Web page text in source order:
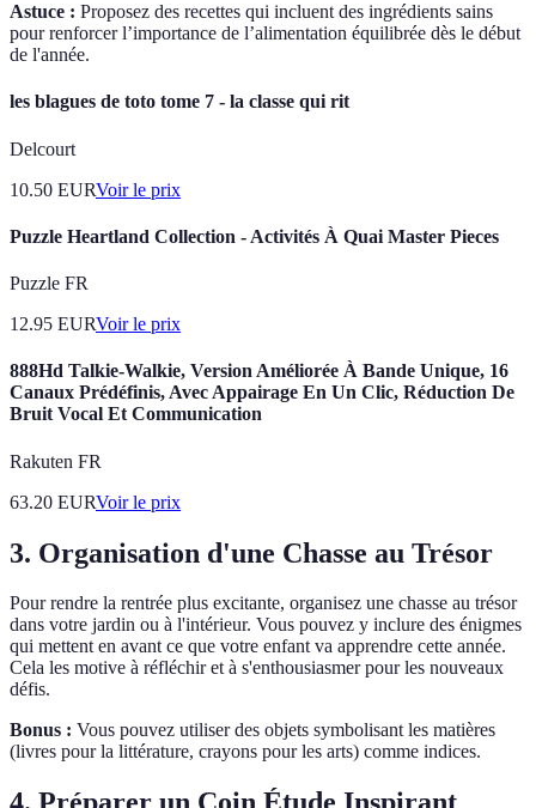
Astuce : Proposez des recettes qui incluent des ingrédients sains
pour renforcer l’importance de l’alimentation équilibrée dès le début
de l'année.
les blagues de toto tome 7 - la classe qui rit
Delcourt
10.50 EURVoir le prix
Puzzle Heartland Collection - Activités À Quai Master Pieces
Puzzle FR
12.95 EURVoir le prix
888Hd Talkie-Walkie, Version Améliorée À Bande Unique, 16
Canaux Prédéfinis, Avec Appairage En Un Clic, Réduction De
Bruit Vocal Et Communication
Rakuten FR
63.20 EURVoir le prix
3. Organisation d'une Chasse au Trésor
Pour rendre la rentrée plus excitante, organisez une chasse au trésor
dans votre jardin ou à l'intérieur. Vous pouvez y inclure des énigmes
qui mettent en avant ce que votre enfant va apprendre cette année.
Cela les motive à réfléchir et à s'enthousiasmer pour les nouveaux
défis.
Bonus : Vous pouvez utiliser des objets symbolisant les matières
(livres pour la littérature, crayons pour les arts) comme indices.